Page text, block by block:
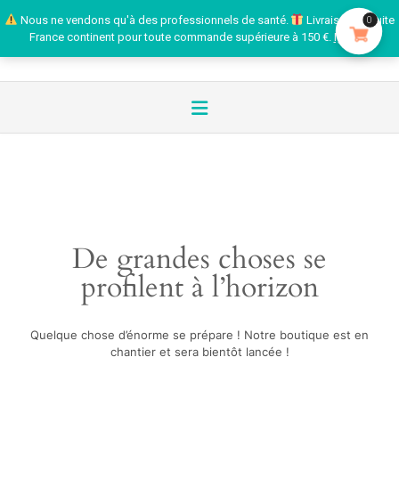
Nous ne vendons qu'à des professionnels de santé.
Livraison gratuite
France continent pour toute commande supérieure à 150 €. Ignorer
De grandes choses se
profilent à l’horizon
Quelque chose d’énorme se prépare ! Notre boutique est en
chantier et sera bientôt lancée !
0